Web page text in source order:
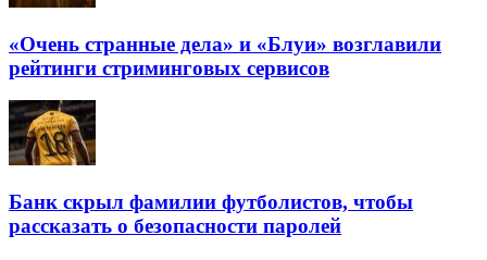
«Очень странные дела» и «Блуи» возглавили
рейтинги стриминговых сервисов
Банк скрыл фамилии футболистов, чтобы
рассказать о безопасности паролей